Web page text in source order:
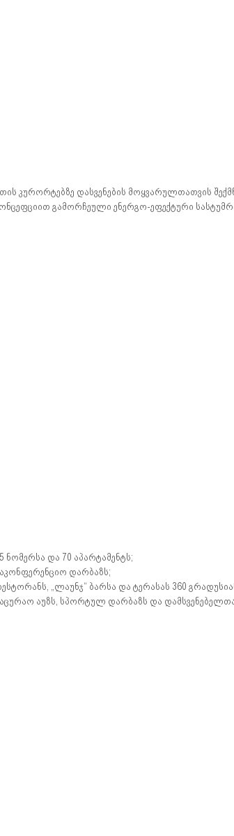
კურორტებზე დასვენების მოყვარულთათვის
გამორჩეული ენერგო-ეფექტური
ნომერსა და 70 აპარტამენტს;
დარბაზს;
„ლაუნჯ“ ბარსა და ტერასას 360
აუზს, სპორტულ დარბაზს და